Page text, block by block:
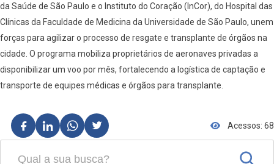
da Saúde de São Paulo e o Instituto do Coração (InCor), do Hospital das
Clínicas da Faculdade de Medicina da Universidade de São Paulo, unem
forças para agilizar o processo de resgate e transplante de órgãos na
cidade. O programa mobiliza proprietários de aeronaves privadas a
disponibilizar um voo por mês, fortalecendo a logística de captação e
transporte de equipes médicas e órgãos para transplante.
Acessos: 68